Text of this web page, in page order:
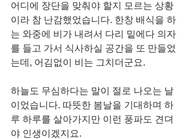
어디에 장단을 맞춰야 할지 모르는 상황
이라 참 난감했었습니다. 한창 배식을 하
는 와중에 비가 내려서 다리 밑에다 의자
를 들고 가서 식사하실 공간을 또 만들었
는데, 어김없이 비는 그치더군요.
하늘도 무심하다는 말이 절로 나오는 날
이었습니다. 따뜻한 봄날을 기대하며 하
루 하루를 살아가지만 이런 풍파도 견뎌
야 인생이겠지요.